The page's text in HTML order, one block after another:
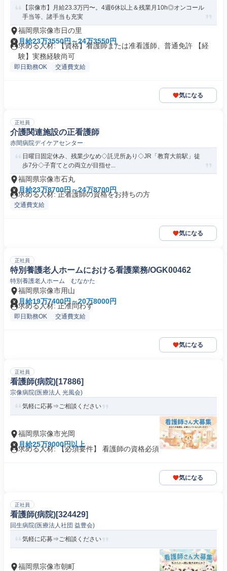
【宗像市】月給23.3万円〜。4週6休以上＆残業月10h◎オンコール
手当等、諸手当も充実
福岡県宗像市日の里
月給23万3550円～24万3550円
求める人材: 【資格】看護師または准看護師、普通免許 【経
験】実務経験尚可
即日勤務OK 交通費支給
気になる
正社員
介護関連施設の正看護師
赤間病院デイケアセンター
日曜日固定休み、残業少なめ◇託児所あり◇JR「教育大前駅」徒
歩7分◇子育てとの両立が目指せ...
福岡県宗像市石丸
月給23万8700円～24万8700円
求める人材: 正看護師の資格をお持ちの方
交通費支給
気になる
正社員
特別養護老人ホームにおける看護業務/OGK00462
特別養護老人ホーム むなかた
福岡県宗像市用山
月給19万7400円～20万8000円
求める人材: 正准問わず
即日勤務OK 交通費支給
気になる
正社員
看護師(病院)[17886]
宗像病院(医療法人 光風会)
気軽に応募⇒ご相談ください
福岡県宗像市光岡
月給25万9000円以上
求める人材: 【必須要件】 看護師の資格必須
気になる
正社員
看護師(病院)[324429]
回生病院(医療法人社団 益豊会)
気軽に応募⇒ご相談ください
福岡県宗像市朝町